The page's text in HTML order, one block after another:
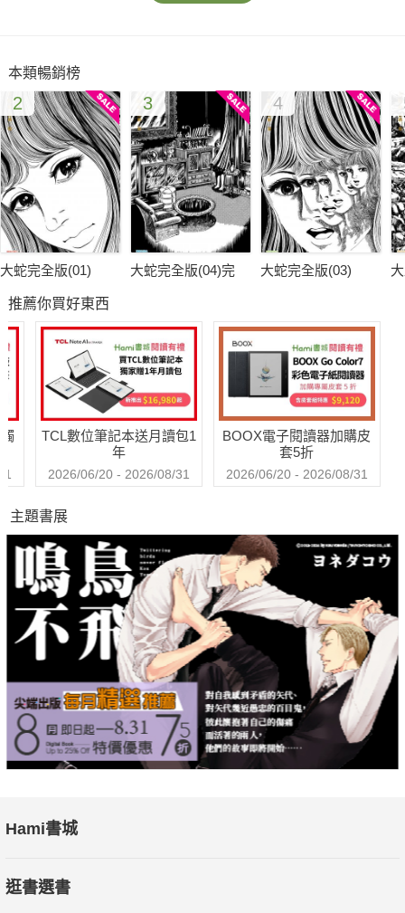
當人被鬼嚇到時會逸散精氣，越來越虛弱；鬼則在吸收精氣後更
鬼魂的行蹤飄忽不定，為了出奇制勝，必須縝密調查每個鬼生前
的資訊，以抓住祂們的弱點，在最緊要的時候給予致命一擊。
身為導演，周知鳴的獨門嚇鬼招數竟然是——戲劇原理？！
在人鬼之間善與惡、真實與謊言的諜對諜之中，「異色瞳孔的
鬼」的線索漸漸明朗，但是，他在生前與死後，似乎都不是好惹
的角色……
誰怕誰？誰嚇誰？
人與鬼之間的劇本殺就此開始！
本類暢銷榜
2
大蛇完全版(01)
3
大蛇完全版(04)完
4
大蛇完全版(03)
推薦你買好東西
TCL數位筆記本送月讀包1
年
2026/06/20 - 2026/08/31
BOOX電子閱讀器加購皮
套5折
2026/06/20 - 2026/08/31
主題書展
Hami書城
逛書選書